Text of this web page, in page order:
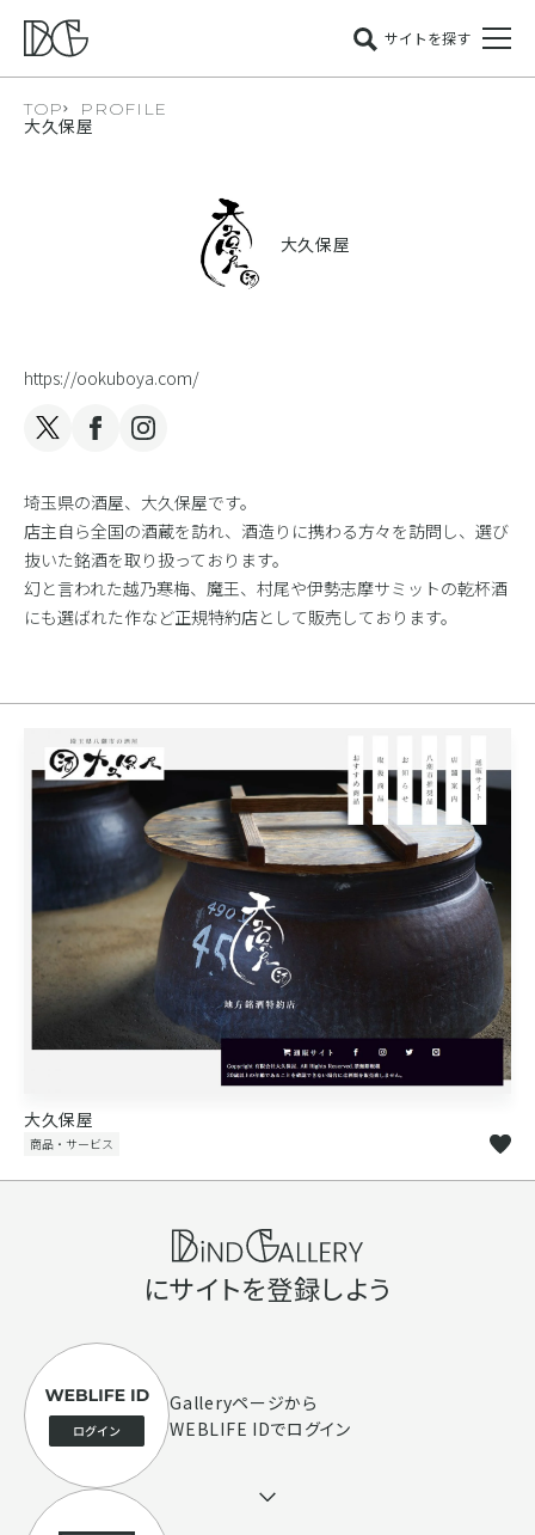
サイトを探す
TOP PROFILE
大久保屋
大久保屋
https://ookuboya.com/
埼玉県の酒屋、大久保屋です。
店主自ら全国の酒蔵を訪れ、酒造りに携わる方々を訪問し、選び
抜いた銘酒を取り扱っております。
幻と言われた越乃寒梅、魔王、村尾や伊勢志摩サミットの乾杯酒
にも選ばれた作など正規特約店として販売しております。
大久保屋
商品・サービス
にサイトを登録しよう
Galleryページから
WEBLIFE IDでログイン